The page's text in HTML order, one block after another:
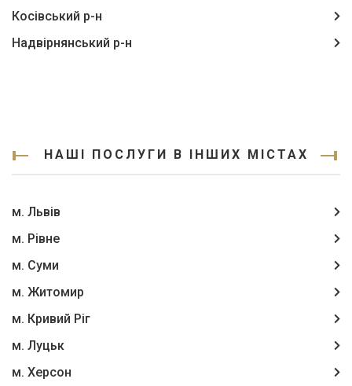
Косівський р-н
Надвірнянський р-н
НАШІ ПОСЛУГИ В ІНШИХ МІСТАХ
м. Львів
м. Рівне
м. Суми
м. Житомир
м. Кривий Ріг
м. Луцьк
м. Херсон